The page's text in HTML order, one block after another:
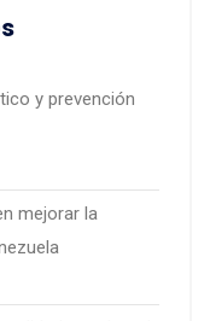
y prevención
mejorar la